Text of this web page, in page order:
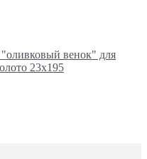
"оливковый венок" для
23х195